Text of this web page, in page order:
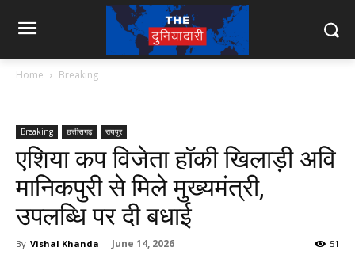
Home Breaking
Breaking छत्तीसगढ़ रायपुर
एशिया कप विजेता हॉकी खिलाड़ी अवि
मानिकपुरी से मिले मुख्यमंत्री,
उपलब्धि पर दी बधाई
By Vishal Khanda - June 14, 2026 51